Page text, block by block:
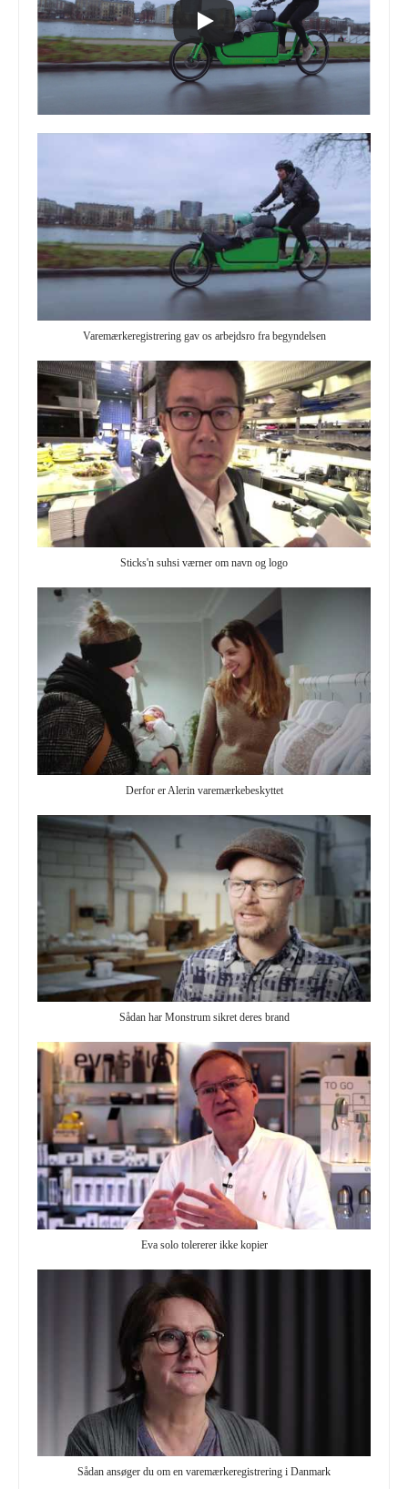
Varemærkeregistrering gav os arbejdsro fra begyndelsen
Sticks'n suhsi værner om navn og logo
Derfor er Alerin varemærkebeskyttet
Sådan har Monstrum sikret deres brand
Eva solo tolererer ikke kopier
Sådan ansøger du om en varemærkeregistrering i Danmark